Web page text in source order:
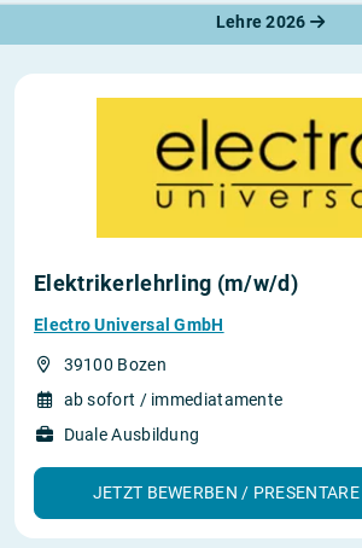
Lehre 2026
Elektrikerlehrling (m/w/d)
Electro Universal GmbH
39100 Bozen
ab sofort / immediatamente
Duale Ausbildung
JETZT BEWERBEN /